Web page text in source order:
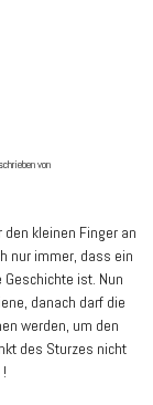
von
kleinen Finger an
nur immer, dass ein
ist. Nun
danach darf die
werden, um den
des Sturzes nicht